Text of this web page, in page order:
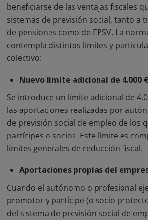
beneficiarse de las ventajas fiscales
sistemas de previsión social, tanto a
de pensiones como de EPSV. La
contempla distintos límites y
colectivo:
Nuevo límite adicional de 4.000 €
Se introduce un límite adicional de
las aportaciones realizadas por
de previsión social de empleo de los
partícipes o socios. Este límite es
límites generales de reducción fiscal.
Aportaciones propias del
Cuando el autónomo o profesional
promotor y partícipe (o socio
del sistema de previsión social de